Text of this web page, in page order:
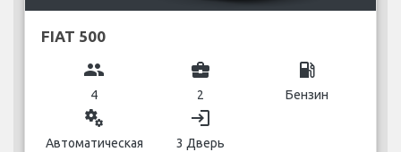
FIAT 500
group
4
business_center
2
local_gas_station
Бензин
miscellaneous_services
Автоматическая
login
3 Дверь